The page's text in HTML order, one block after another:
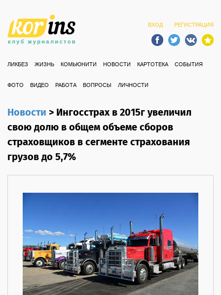
ВХОД РЕГИСТРАЦИЯ
ЛИКБЕЗ ЖИЗНЬ КОМЬЮНИТИ НОВОСТИ КАРТОТЕКА СОБЫТИЯ
ФОТО ВИДЕО РАБОТА ВОПРОСЫ ЛИЧНОСТИ
Новости>Ингосстрах в 2015г увеличил
свою долю в общем объеме сборов
страховщиков в сегменте страхования
грузов до 5,7%